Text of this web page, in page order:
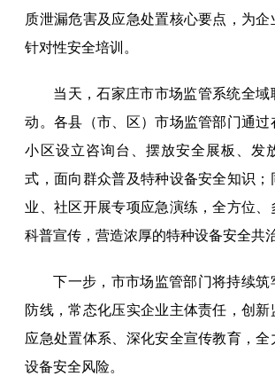
质泄漏危害及应急处置核心要点，为企
针对性安全培训。
当天，石家庄市市场监管系统全域
动。各县（市、区）市场监管部门通过
小区设立咨询台、摆放安全展板、发
式，面向群众普及特种设备安全知识；
业、社区开展专项应急演练，全方位、
科普宣传，营造浓厚的特种设备安全共
下一步，市市场监管部门将持续筑
防线，常态化压实企业主体责任，创
应急处置体系、深化安全宣传教育，全
设备安全风险。